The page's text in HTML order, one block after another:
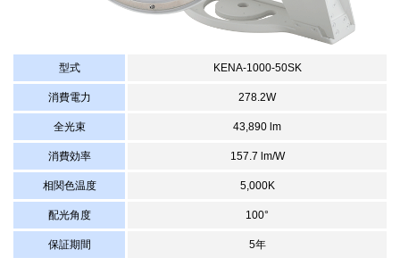
型式 KENA-1000-50SK
消費電力 278.2W
全光束 43,890 lm
消費効率 157.7 lm/W
相関色温度 5,000K
配光角度 100°
保証期間 5年